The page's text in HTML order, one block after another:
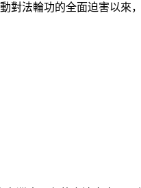
對法輪功的全面迫害以